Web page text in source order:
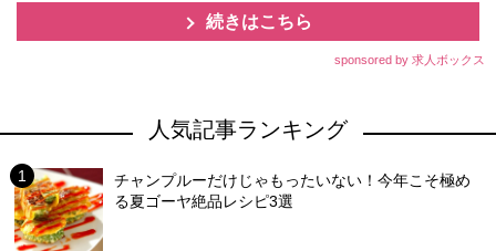
続きはこちら
sponsored by 求人ボックス
人気記事ランキング
チャンプルーだけじゃもったいない！今年こそ極め
る夏ゴーヤ絶品レシピ3選